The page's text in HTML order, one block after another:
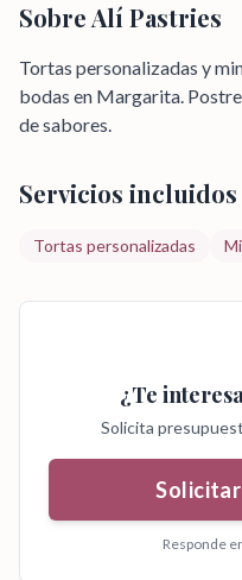
SobreAlí Pastries
Tortas personalizadas y
bodas en Margarita.
de sabores.
Servicios incluidos
Tortas personalizadas
¿Te
Solicita
Responde